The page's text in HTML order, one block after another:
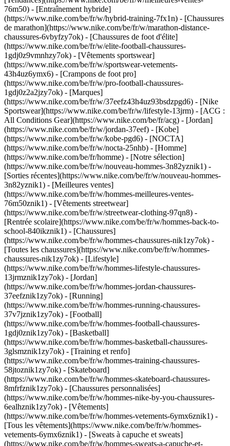
76m50) - [Entraînement hybride]
(https://www.nike.com/be/fr/w/hybrid-training-7fx1n) - [Chaussures
de marathon](https://www.nike.com/be/fr/w/marathon-distance-
chaussures-6vbyfzy7ok) - [Chaussures de foot d'élite]
(https://www.nike.com/be/fr/w/elite-football-chaussures-
1gdj0z9vmnhzy7ok) - [Vêtements sportswear]
(https://www.nike.com/be/fr/w/sportswear-vetements-
43h4uz6ymx6) - [Crampons de foot pro]
(https://www.nike.com/be/fr/w/pro-football-chaussures-
1gdj0z2a2jzy7ok) - [Marques]
(https://www.nike.com/be/fr/w/37eefz43h4uz93bsdzpgd6) - [Nike
Sportswear](https://www.nike.com/be/fr/w/lifestyle-13jrm) - [ACG :
All Conditions Gear](https://www.nike.com/be/fr/acg) - [Jordan]
(https://www.nike.com/be/fr/w/jordan-37eef) - [Kobe]
(https://www.nike.com/be/fr/w/kobe-pgd6) - [NOCTA]
(https://www.nike.com/be/fr/w/nocta-25nhb) - [Homme]
(https://www.nike.com/be/fr/homme) - [Notre sélection]
(https://www.nike.com/be/fr/w/nouveau-hommes-3n82yznik1) -
[Sorties récentes](https://www.nike.com/be/fr/w/nouveau-hommes-
3n82yznik1) - [Meilleures ventes]
(https://www.nike.com/be/fr/w/hommes-meilleures-ventes-
76m50znik1) - [Vêtements streetwear]
(https://www.nike.com/be/fr/w/streetwear-clothing-97qn8) -
[Rentrée scolaire](https://www.nike.com/be/fr/w/hommes-back-to-
school-840ikznik1) - [Chaussures]
(https://www.nike.com/be/fr/w/hommes-chaussures-nik1zy7ok) -
[Toutes les chaussures](https://www.nike.com/be/fr/w/hommes-
chaussures-nik1zy7ok) - [Lifestyle]
(https://www.nike.com/be/fr/w/hommes-lifestyle-chaussures-
13jrmznik1zy7ok) - [Jordan]
(https://www.nike.com/be/fr/w/hommes-jordan-chaussures-
37eefznik1zy7ok) - [Running]
(https://www.nike.com/be/fr/w/hommes-running-chaussures-
37v7jznik1zy7ok) - [Football]
(https://www.nike.com/be/fr/w/hommes-football-chaussures-
1gdj0znik1zy7ok) - [Basketball]
(https://www.nike.com/be/fr/w/hommes-basketball-chaussures-
3glsmznik1zy7ok) - [Training et renfo]
(https://www.nike.com/be/fr/w/hommes-training-chaussures-
58jtoznik1zy7ok) - [Skateboard]
(https://www.nike.com/be/fr/w/hommes-skateboard-chaussures-
8mfrfznik1zy7ok) - [Chaussures personnalisées]
(https://www.nike.com/be/fr/w/hommes-nike-by-you-chaussures-
6ealhznik1zy7ok) - [Vêtements]
(https://www.nike.com/be/fr/w/hommes-vetements-6ymx6znik1) -
[Tous les vêtements](https://www.nike.com/be/fr/w/hommes-
vetements-6ymx6znik1) - [Sweats à capuche et sweats]
(https://www.nike.com/be/fr/w/hommes-sweats-a-capuche-et-